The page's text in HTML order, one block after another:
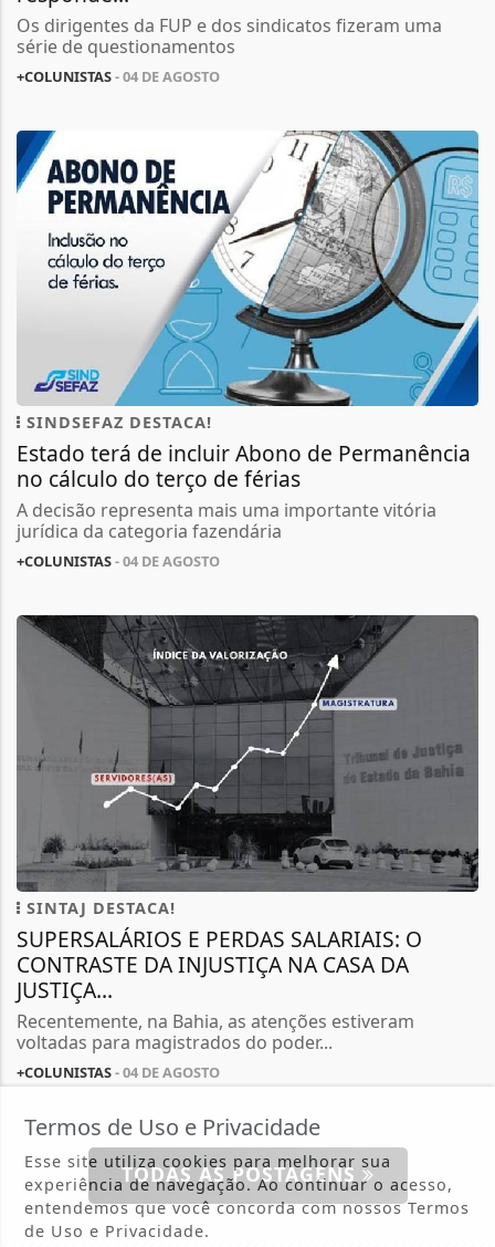
Os dirigentes da FUP e dos sindicatos fizeram uma
série de questionamentos
+COLUNISTAS- 04 DE AGOSTO
SINDSEFAZ DESTACA!
Estado terá de incluir Abono de Permanência
no cálculo do terço de férias
A decisão representa mais uma importante vitória
jurídica da categoria fazendária
+COLUNISTAS- 04 DE AGOSTO
SINTAJ DESTACA!
SUPERSALÁRIOS E PERDAS SALARIAIS: O
CONTRASTE DA INJUSTIÇA NA CASA DA
JUSTIÇA...
Recentemente, na Bahia, as atenções estiveram
voltadas para magistrados do poder...
+COLUNISTAS- 04 DE AGOSTO
TODAS AS POSTAGENS
Termos de Uso e Privacidade
Esse site utiliza cookies para melhorar sua
experiência de navegação. Ao continuar o acesso,
entendemos que você concorda com nossos Termos
de Uso e Privacidade.